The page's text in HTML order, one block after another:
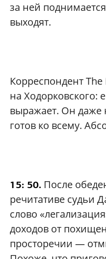
за ней
выходят.
Корреспондент
на Ходорковского:
выражает. Он даже
готов ко всему.
15: 50. После
речитативе судьи
слово
доходов от
просторечии —